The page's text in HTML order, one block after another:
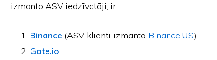
izmanto ASV iedzīvotāji, ir:
Binance (ASV klienti izmanto Binance.US)
Gate.io